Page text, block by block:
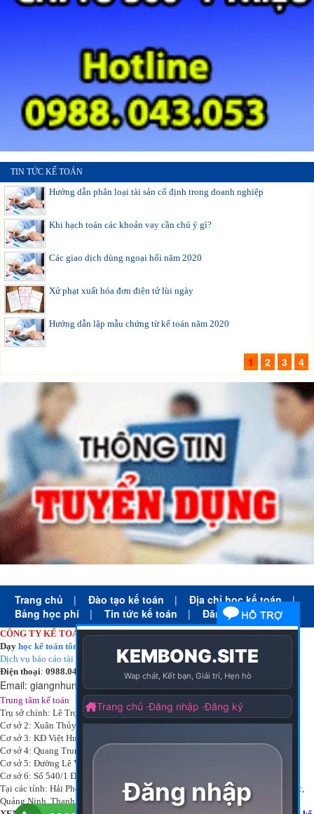
TIN TỨC KẾ TOÁN
Hướng dẫn phân loại tài sản cố định trong doanh nghiệp
Khi hạch toán các khoản vay cần chú ý gì?
Các giao dịch dùng ngoại hối năm 2020
Xử phạt xuất hóa đơn điện tử lùi ngày
Hướng dẫn lập mẫu chứng từ kế toán năm 2020
1 2 3 4
Trang chủ | Đào tạo kế toán | Địa chỉ học kế toán
|
Bảng học phí
| Tin tức kế toán | Đăng ký học
CÔNG TY KẾ TOÁN HÀ NỘI
Dạy học kế toán tổng hợp
thực tế cấp tốc mọi trình độ
Dịch vụ báo cáo tài chính
chuyên nghiệp uy tín giá rẻ
Điện thoại: 0988.043.053
Email: giangnhungkthn@gmail.com
Trung tâm kế toán - Công ty kế toán hà nội ạyhọc kế toántại:
Trụ sở chính: Lê Trọng Tấn - Thanh Xuân - Hà Nội
Cơ sở 2: Xuân Thủy - Cầu Giấy - Hà Nội
Cơ sở 3: KĐ Việt Hưng - Long Biên - Hà Nội
Cơ sở 4: Quang Trung - Hà Đông - Hà Nội
Cơ sở 5: Đường Lê Văn Thịnh – P. Suối Hoa– Tp. Bắc Ninh.
Cơ sở 6: Số 540/1 Đường Cách mạng tháng 8 – Quận 3 – Tp. Hồ Chí Minh.
Tại các tỉnh: Hải Phòng, Nam Định, Bắc Ninh, Thái bình, Bắc Giang, Vĩnh Phúc,
Quảng Ninh, Thanh Hóa, Phú Thọ, Thái Nguyên, TPHCM